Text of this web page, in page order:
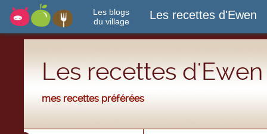
Les blogs
du village
Les recettes d'Ewen
Les recettes d'Ewen
mes recettes préférées